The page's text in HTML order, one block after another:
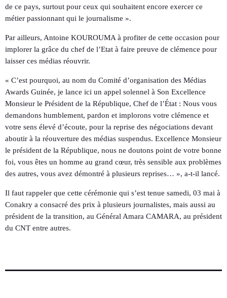
de ce pays, surtout pour ceux qui souhaitent encore exercer ce
métier passionnant qui le journalisme ».
Par ailleurs, Antoine KOUROUMA à profiter de cette occasion pour
implorer la grâce du chef de l’Etat à faire preuve de clémence pour
laisser ces médias réouvrir.
« C’est pourquoi, au nom du Comité d’organisation des Médias
Awards Guinée, je lance ici un appel solennel à Son Excellence
Monsieur le Président de la République, Chef de l’État : Nous vous
demandons humblement, pardon et implorons votre clémence et
votre sens élevé d’écoute, pour la reprise des négociations devant
aboutir à la réouverture des médias suspendus. Excellence Monsieur
le président de la République, nous ne doutons point de votre bonne
foi, vous êtes un homme au grand cœur, très sensible aux problèmes
des autres, vous avez démontré à plusieurs reprises… », a-t-il lancé.
Il faut rappeler que cette cérémonie qui s’est tenue samedi, 03 mai à
Conakry a consacré des prix à plusieurs journalistes, mais aussi au
président de la transition, au Général Amara CAMARA, au président
du CNT entre autres.